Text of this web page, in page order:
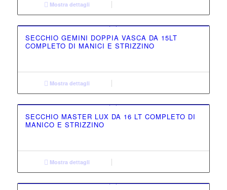
Mostra dettagli
SECCHIO GEMINI DOPPIA VASCA DA 15LT
COMPLETO DI MANICI E STRIZZINO
Mostra dettagli
SECCHIO MASTER LUX DA 16 LT COMPLETO DI
MANICO E STRIZZINO
Mostra dettagli